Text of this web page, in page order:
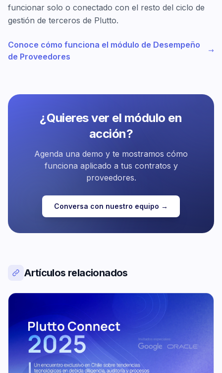
funcionar solo o conectado con el resto del ciclo de
gestión de terceros de Plutto.
Conoce cómo funciona el módulo de Desempeño
de Proveedores
¿Quieres ver el módulo en
acción?
Agenda una demo y te mostramos cómo
funciona aplicado a tus contratos y
proveedores.
Conversa con nuestro equipo →
Artículos relacionados